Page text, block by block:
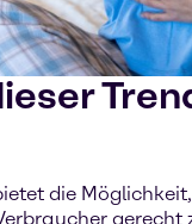
die
gerecht